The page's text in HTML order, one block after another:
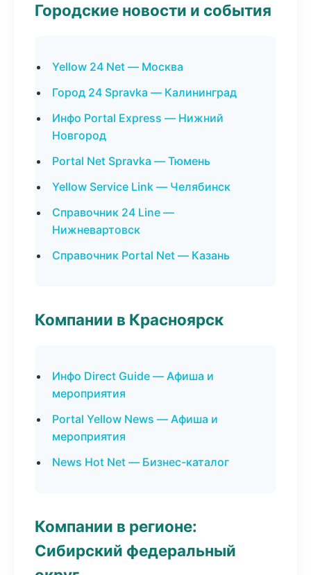
Городские новости и события
Yellow 24 Net — Москва
Город 24 Spravka — Калининград
Инфо Portal Express — Нижний
Новгород
Portal Net Spravka — Тюмень
Yellow Service Link — Челябинск
Справочник 24 Line —
Нижневартовск
Справочник Portal Net — Казань
Компании в Красноярск
Инфо Direct Guide — Афиша и
мероприятия
Portal Yellow News — Афиша и
мероприятия
News Hot Net — Бизнес-каталог
Компании в регионе:
Сибирский федеральный